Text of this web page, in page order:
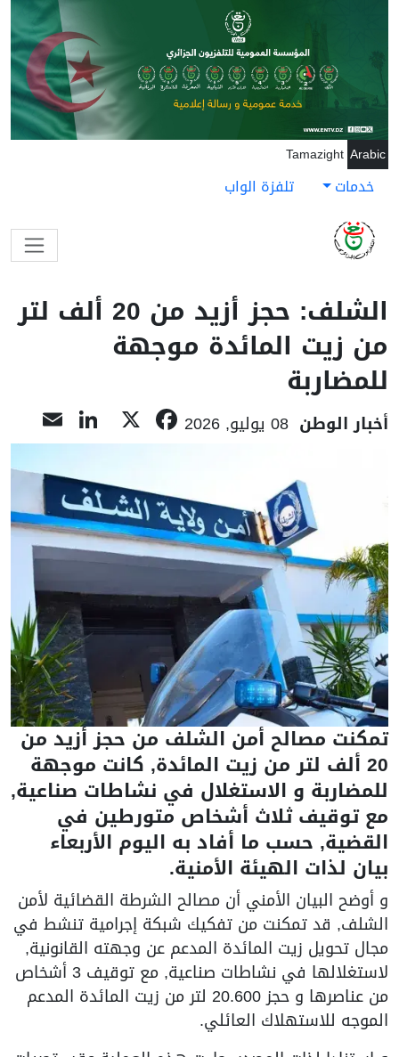
تجاوز إلى المحتوى الرئيسي
Arabic
Tamazight
خدمات تلفزة الواب
الشلف: حجز أزيد من 20 ألف لتر
من زيت المائدة موجهة
للمضاربة
أخبار الوطن 08 يوليو, 2026 Facebook
تمكنت مصالح أمن الشلف من حجز أزيد من
20 ألف لتر من زيت المائدة, كانت موجهة
للمضاربة و الاستغلال في نشاطات صناعية,
مع توقيف ثلاث أشخاص متورطين في
القضية, حسب ما أفاد به اليوم الأربعاء
بيان لذات الهيئة الأمنية.
و أوضح البيان الأمني أن مصالح الشرطة القضائية لأمن
الشلف, قد تمكنت من تفكيك شبكة إجرامية تنشط في
مجال تحويل زيت المائدة المدعم عن وجهته القانونية,
لاستغلالها في نشاطات صناعية, مع توقيف 3 أشخاص
من عناصرها و حجز 20.600 لتر من زيت المائدة المدعم
الموجه للاستهلاك العائلي.